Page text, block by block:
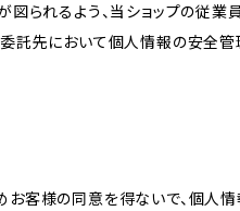
られるよう、当ショップの従業
託先において個人情報の安全管
お客様の同意を得ないで、個人